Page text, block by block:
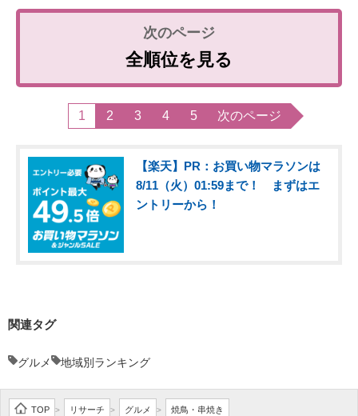
全順位を見る
1 2 3 4 5 次のページ
【楽天】PR：お買い物マラソンは
8/11（火）01:59まで！ まずはエ
ントリーから！
関連タグ
グルメ 地域別ランキング
TOP > リサーチ > グルメ > 焼鳥・串焼き